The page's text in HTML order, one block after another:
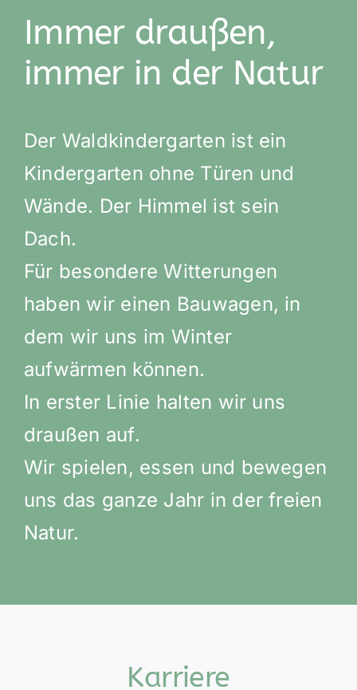
Immer draußen,
immer in der Natur
Der Waldkindergarten ist ein
Kindergarten ohne Türen und
Wände. Der Himmel ist sein
Dach.
Für besondere Witterungen
haben wir einen Bauwagen, in
dem wir uns im Winter
aufwärmen können.
In erster Linie halten wir uns
draußen auf.
Wir spielen, essen und bewegen
uns das ganze Jahr in der freien
Natur.
Karriere